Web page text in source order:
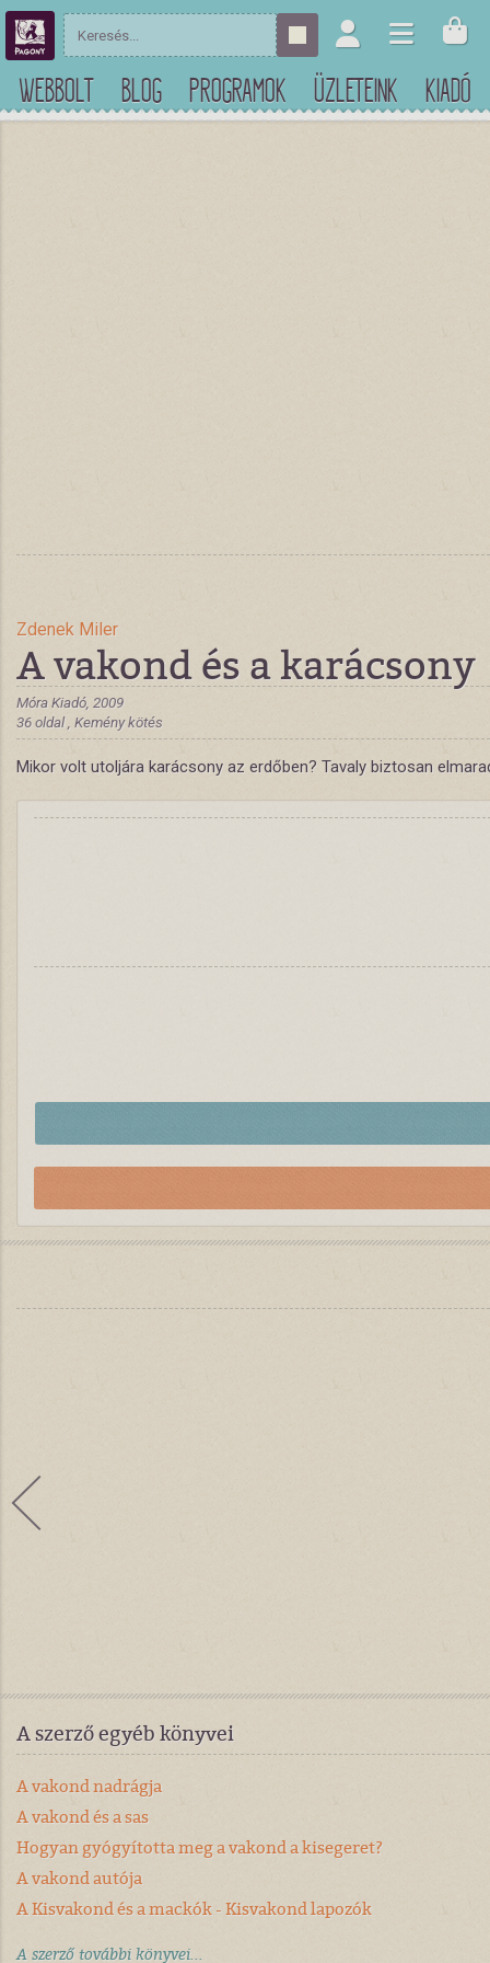
WEBBOLT BLOG PROGRAMOK ÜZLETEINK KIADÓ
Zdenek Miler
A vakond és a karácsony
Móra Kiadó, 2009
36 oldal , Kemény kötés
Mikor volt utoljára karácsony az erdőben? Tavaly biztosan
A szerző egyéb könyvei
A vakond nadrágja
A vakond és a sas
Hogyan gyógyította meg a vakond a kisegeret?
A vakond autója
A Kisvakond és a mackók - Kisvakond lapozók
A szerző további könyvei...